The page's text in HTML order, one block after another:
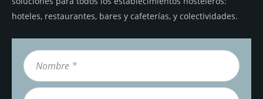
hoteles, restaurantes, bares y cafeterías, y colectividades.